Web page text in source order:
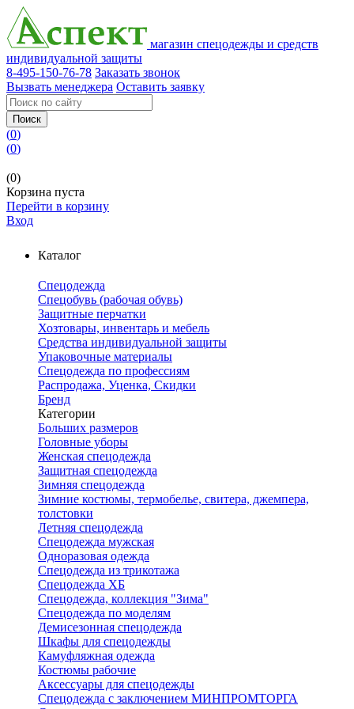
магазин спецодежды и средств
индивидуальной защиты
8-495-150-76-78 Заказать звонок
Вызвать менеджера Оставить заявку
Поиск
(0)
(0)
(0)
Корзина пуста
Перейти в корзину
Вход
Каталог
Спецодежда
Спецобувь (рабочая обувь)
Защитные перчатки
Хозтовары, инвентарь и мебель
Средства индивидуальной защиты
Упаковочные материалы
Спецодежда по профессиям
Распродажа, Уценка, Скидки
Бренд
Категории
Больших размеров
Головные уборы
Женская спецодежда
Защитная спецодежда
Зимняя спецодежда
Зимние костюмы, термобелье, свитера, джемпера,
толстовки
Летняя спецодежда
Спецодежда мужская
Одноразовая одежда
Спецодежда из трикотажа
Спецодежда ХБ
Спецодежда, коллекция "Зима"
Спецодежда по моделям
Демисезонная спецодежда
Шкафы для спецодежды
Камуфляжная одежда
Костюмы рабочие
Аксессуары для спецодежды
Спецодежда с заключением МИНПРОМТОРГА